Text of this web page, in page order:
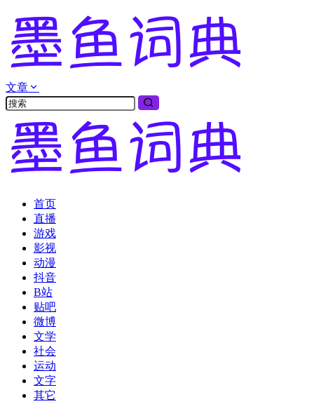
文章
首页
直播
游戏
影视
动漫
抖音
B站
贴吧
微博
文学
社会
运动
文字
其它